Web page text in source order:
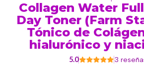
Collagen Water
Day Toner (Farm
Tónico de
hialurónico y
5.0 3